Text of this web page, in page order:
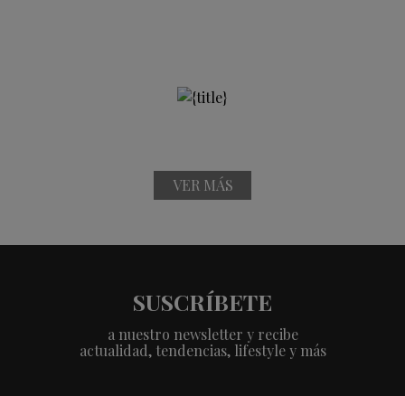
VER MÁS
SUSCRÍBETE
a nuestro newsletter y recibe
actualidad, tendencias, lifestyle y más